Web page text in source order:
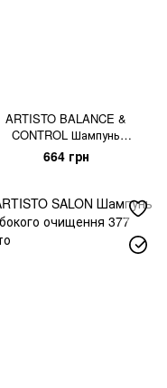
ARTISTO BALANCE &
CONTROL Шампунь
бівалентний
664 грн